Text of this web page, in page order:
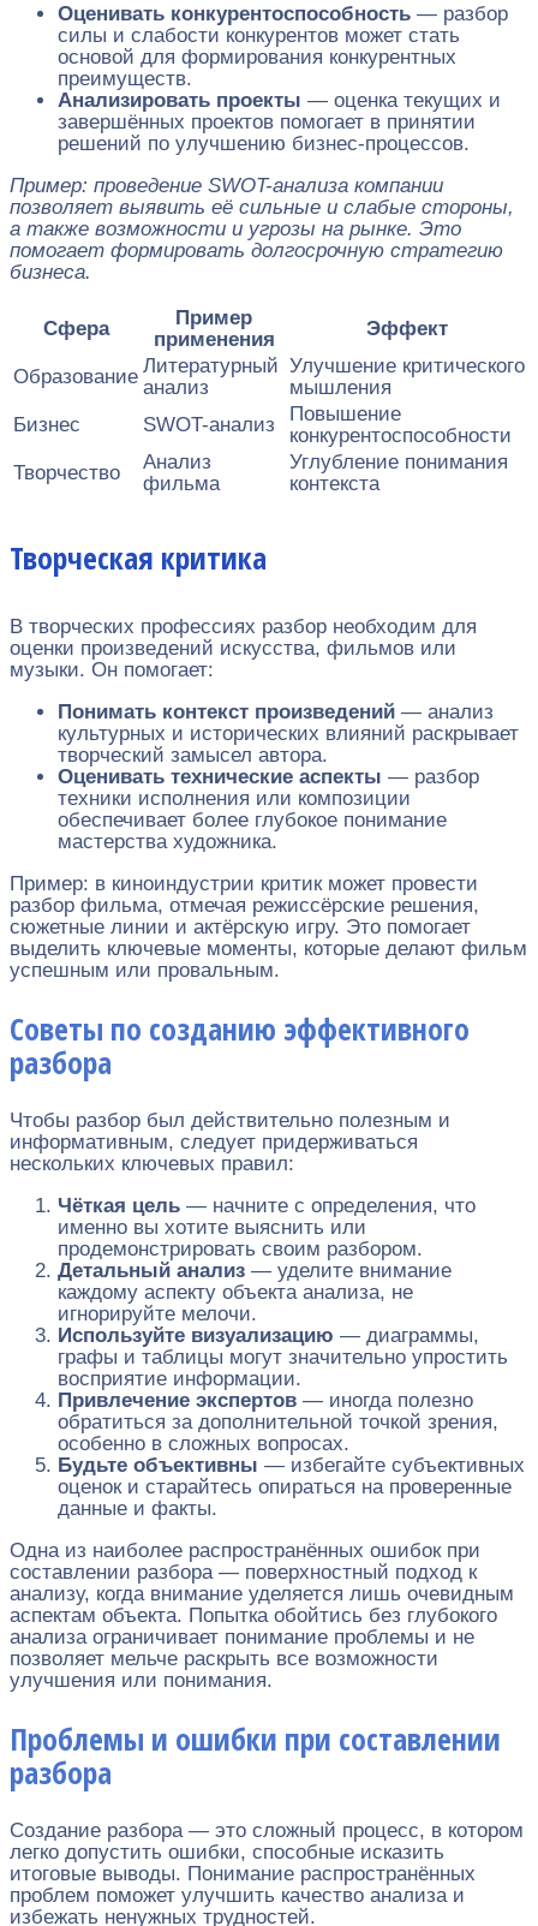
Оценивать конкурентоспособность — разбор
силы и слабости конкурентов может стать
основой для формирования конкурентных
преимуществ.
Анализировать проекты — оценка текущих и
завершённых проектов помогает в принятии
решений по улучшению бизнес-процессов.
Пример: проведение SWOT-анализа компании
позволяет выявить её сильные и слабые стороны,
а также возможности и угрозы на рынке. Это
помогает формировать долгосрочную стратегию
бизнеса.
Сфера
Пример
применения
Эффект
Образование Литературный
анализ
Улучшение критического
мышления
Бизнес
SWOT-анализ
Повышение
конкурентоспособности
Творчество
Анализ
фильма
Углубление понимания
контекста
Творческая критика
В творческих профессиях разбор необходим для
оценки произведений искусства, фильмов или
музыки. Он помогает:
Понимать контекст произведений — анализ
культурных и исторических влияний раскрывает
творческий замысел автора.
Оценивать технические аспекты — разбор
техники исполнения или композиции
обеспечивает более глубокое понимание
мастерства художника.
Пример: в киноиндустрии критик может провести
разбор фильма, отмечая режиссёрские решения,
сюжетные линии и актёрскую игру. Это помогает
выделить ключевые моменты, которые делают фильм
успешным или провальным.
Советы по созданию эффективного
разбора
Чтобы разбор был действительно полезным и
информативным, следует придерживаться
нескольких ключевых правил:
Чёткая цель — начните с определения, что
именно вы хотите выяснить или
продемонстрировать своим разбором.
Детальный анализ — уделите внимание
каждому аспекту объекта анализа, не
игнорируйте мелочи.
Используйте визуализацию — диаграммы,
графы и таблицы могут значительно упростить
восприятие информации.
Привлечение экспертов — иногда полезно
обратиться за дополнительной точкой зрения,
особенно в сложных вопросах.
Будьте объективны — избегайте субъективных
оценок и старайтесь опираться на проверенные
данные и факты.
Одна из наиболее распространённых ошибок при
составлении разбора — поверхностный подход к
анализу, когда внимание уделяется лишь очевидным
аспектам объекта. Попытка обойтись без глубокого
анализа ограничивает понимание проблемы и не
позволяет мельче раскрыть все возможности
улучшения или понимания.
Проблемы и ошибки при составлении
разбора
Создание разбора — это сложный процесс, в котором
легко допустить ошибки, способные исказить
итоговые выводы. Понимание распространённых
проблем поможет улучшить качество анализа и
избежать ненужных трудностей.